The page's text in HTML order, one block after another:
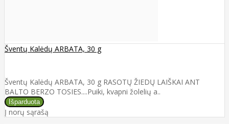
Šventų Kalėdų ARBATA, 30 g
Šventų Kalėdų ARBATA, 30 g RASOTŲ ŽIEDŲ LAIŠKAI ANT
BALTO BERZO TOSIES....Puiki, kvapni žolelių a..
Į norų sąrašą